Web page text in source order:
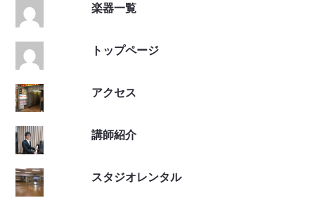
楽器一覧
トップページ
アクセス
講師紹介
スタジオレンタル